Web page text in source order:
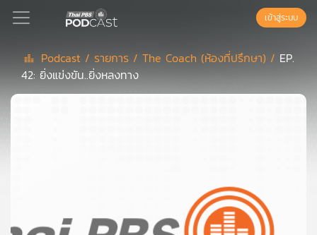
Podcast
เข้าสู่ระบบ
Podcast / รายการ /The Coach (ห้องที่ปรึกษา) / EP.
42: ยิ่งแข่งขัน..ยิ่งหลงทาง